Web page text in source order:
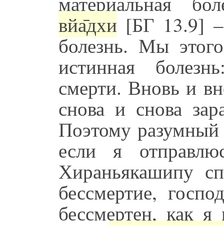
вйа̄дхи [БГ 13.9] –
болезнь. Мы
истинная
смерти. Вновь и
снова и снова
Поэтому
если я
Хираньякашипу
бессмертие,
бессмертен, как я